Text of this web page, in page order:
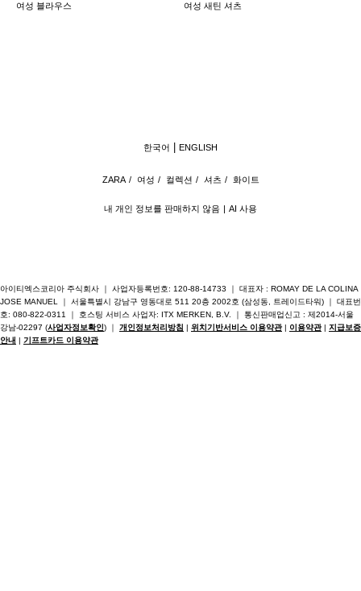
여성 블라우스 여성 새틴 셔츠
내 개인 정보를 판매하지 않음 AI 사용
ZARA / 여성 / 컬렉션 / 셔츠 / 화이트
한국어 ENGLISH
아이티엑스코리아 주식회사 ｜ 사업자등록번호: 120-88-14733 ｜ 대표자 : ROMAY DE LA COLINA
JOSE MANUEL ｜ 서울특별시 강남구 영동대로 511 20층 2002호 (삼성동, 트레이드타워) ｜ 대표번
호: 080-822-0311 ｜ 호스팅 서비스 사업자: ITX MERKEN, B.V. ｜ 통신판매업신고 : 제2014-서울
강남-02297 (사업자정보확인) ｜ 개인정보처리방침 | 위치기반서비스 이용약관 | 이용약관 | 지급보증
안내 | 기프트카드 이용약관